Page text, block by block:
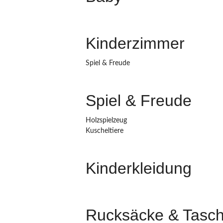
Kinderzimmer
Spiel & Freude
Spiel & Freude
Holzspielzeug
Kuscheltiere
Kinderkleidung
Rucksäcke &